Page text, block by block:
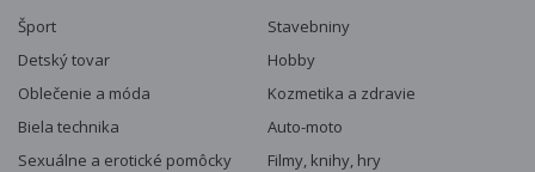
Šport
Stavebniny
Detský tovar
Hobby
Oblečenie a móda
Kozmetika a zdravie
Biela technika
Auto-moto
Sexuálne a erotické pomôcky
Filmy, knihy, hry